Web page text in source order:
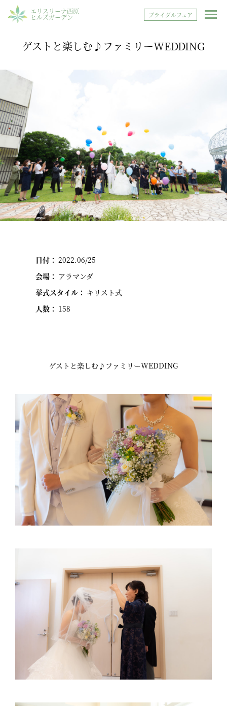
エリスリーナ西原
ヒルズガーデン ブライダルフェア
ゲストと楽しむ♪ファミリーWEDDING
日付： 2022.06/25
会場： アラマンダ
挙式スタイル： キリスト式
人数： 158
ゲストと楽しむ♪ファミリーWEDDING